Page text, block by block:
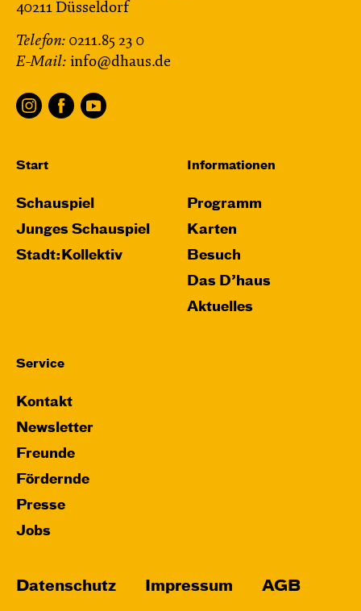
40211 Düsseldorf
Telefon: 0211.85 23 0
E-Mail: info@dhaus.de
Start
Schauspiel
Junges Schauspiel
Stadt:Kollektiv
Informationen
Programm
Karten
Besuch
Das D’haus
Aktuelles
Service
Kontakt
Newsletter
Freunde
Fördernde
Presse
Jobs
Datenschutz Impressum AGB